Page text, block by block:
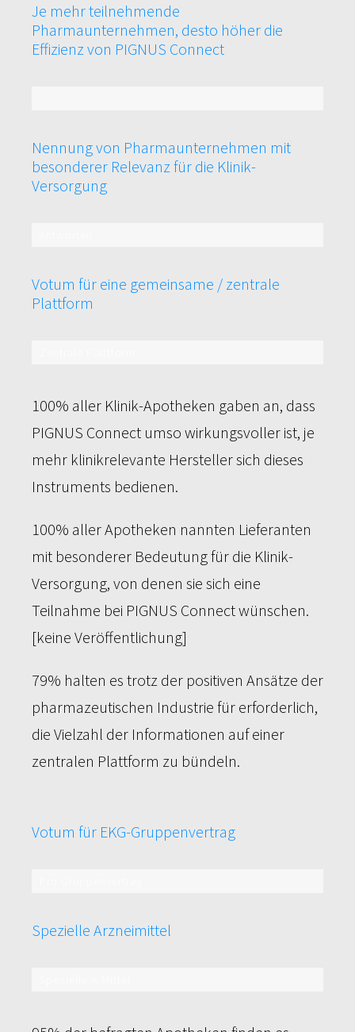
Je mehr teilnehmende
Pharmaunternehmen, desto höher die
Effizienz von PIGNUS Connect
Nennung von Pharmaunternehmen mit
besonderer Relevanz für die Klinik-
Versorgung
Votum für eine gemeinsame / zentrale
Plattform
100% aller Klinik-Apotheken gaben an, dass
PIGNUS Connect umso wirkungsvoller ist, je
mehr klinikrelevante Hersteller sich dieses
Instruments bedienen.
100% aller Apotheken nannten Lieferanten
mit besonderer Bedeutung für die Klinik-
Versorgung, von denen sie sich eine
Teilnahme bei PIGNUS Connect wünschen.
[keine Veröffentlichung]
79% halten es trotz der positiven Ansätze der
pharmazeutischen Industrie für erforderlich,
die Vielzahl der Informationen auf einer
zentralen Plattform zu bündeln.
Votum für EKG-Gruppenvertrag
Spezielle Arzneimittel